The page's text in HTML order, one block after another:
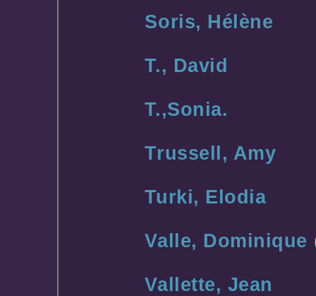
Soris, Hélène
T., David
T.,Sonia.
Trussell, Amy
Turki, Elodia
Valle, Dominique
Vallette, Jean